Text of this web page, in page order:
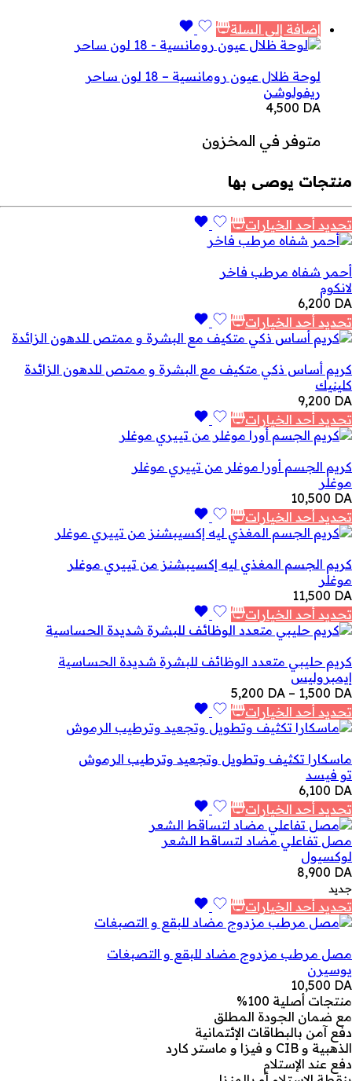
إضافة إلى السلة
لوحة ظلال عيون رومانسية – 18 لون ساحر
ريفولوشن
4,500 DA
متوفر في المخزون
منتجات يوصى بها
تحديد أحد الخيارات
أحمر شفاه مرطب فاخر
لانكوم
6,200 DA
تحديد أحد الخيارات
كريم أساس ذكي متكيف مع البشرة و ممتص للدهون الزائدة
كلينيك
9,200 DA
تحديد أحد الخيارات
كريم الجسم أورا موغلر من تييري موغلر
موغلر
10,500 DA
تحديد أحد الخيارات
كريم الجسم المغذي ليه إكسيبشنز من تييري موغلر
موغلر
11,500 DA
تحديد أحد الخيارات
كريم حليبي متعدد الوظائف للبشرة شديدة الحساسية
إيمبروليس
1,500 DA
–
5,200 DA
نطاق
السعر:
من
خلال
تحديد أحد الخيارات
ماسكارا تكثيف وتطويل وتجعيد وترطيب الرموش
تو فيسد
6,100 DA
تحديد أحد الخيارات
مصل تفاعلي مضاد لتساقط الشعر
لوكسيول
8,900 DA
جديد
تحديد أحد الخيارات
مصل مرطب مزدوج مضاد للبقع و التصبغات
يوسيرن
10,500 DA
منتجات أصلية 100%
مع ضمان الجودة المطلق
دفع آمن بالبطاقات الإئتمانية
الذهبية و CIB و فيزا و ماستر كارد
دفع عند الإستلام